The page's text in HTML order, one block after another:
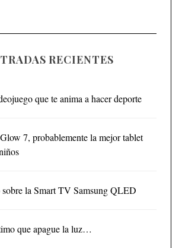
RECIENTES
que te anima a hacer deporte
7, probablemente la mejor tablet
la Smart TV Samsung QLED
que apague la luz…